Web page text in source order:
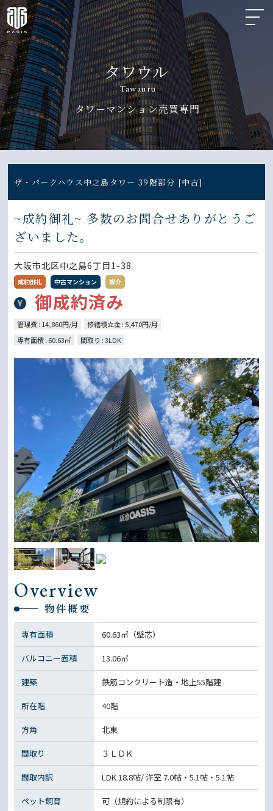
タワウル
Tawauru
タワーマンション売買専門
ザ・パークハウス中之島タワー 39階部分 [中古]
~成約御礼~ 多数のお問合せありがとうご
ざいました。
大阪市北区中之島6丁目1-38
成約御礼 中古マンション 媒介
御成約済み
管理費 : 14,860円/月
修繕積立金 : 5,470円/月
専有面積 : 60.63㎡
間取り : 3LDK
Overview
物件概要
専有面積 60.63㎡（壁芯）
バルコニー面積 13.06㎡
建築 鉄筋コンクリート造・地上55階建
所在階 40階
方角 北東
間取り ３ＬＤＫ
間取内訳 LDK 18.8帖/ 洋室 7.0帖・5.1帖・5.1帖
ペット飼育 可（規約による制限有）